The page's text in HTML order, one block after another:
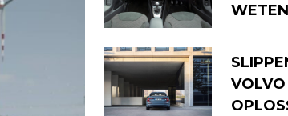
WETEN